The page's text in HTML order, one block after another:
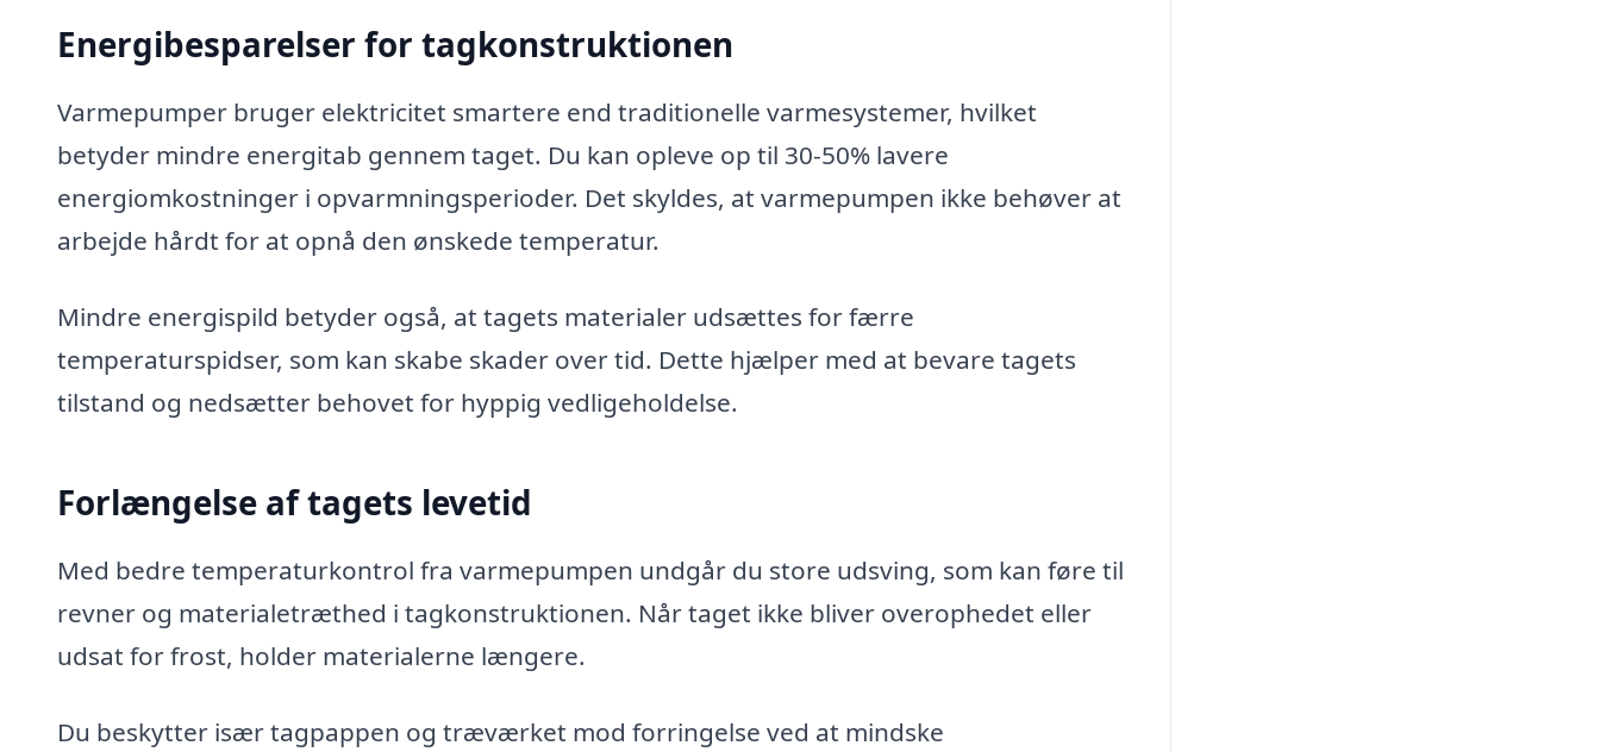
Energibesparelser for tagkonstruktionen
Varmepumper bruger elektricitet smartere end traditionelle varmesystemer, hvilket
betyder mindre energitab gennem taget. Du kan opleve op til 30-50% lavere
energiomkostninger i opvarmningsperioder. Det skyldes, at varmepumpen ikke behøver at
arbejde hårdt for at opnå den ønskede temperatur.
Mindre energispild betyder også, at tagets materialer udsættes for færre
temperaturspidser, som kan skabe skader over tid. Dette hjælper med at bevare tagets
tilstand og nedsætter behovet for hyppig vedligeholdelse.
Forlængelse af tagets levetid
Med bedre temperaturkontrol fra varmepumpen undgår du store udsving, som kan føre til
revner og materialetræthed i tagkonstruktionen. Når taget ikke bliver overophedet eller
udsat for frost, holder materialerne længere.
Du beskytter især tagpappen og træværket mod forringelse ved at mindske